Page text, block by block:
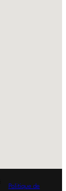
Politique de